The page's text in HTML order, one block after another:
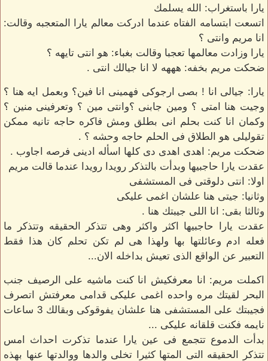
يارا باستغراب: الله يسلمك
اتسعت ابتسامه الفتاه عندما ادركت معالم يارا المتعجبه وقالت:
انا مريم وانتى ؟
يارا وزادت معالمها تعجبا وقالت بغباء: هو انتى تايهه ؟
ضحكت مريم بخفه: هههه لا انا جيالك انتى .
يارا: جيالى انا ! بصى ارجوكى فهمينى انا فين؟ وبعمل ايه هنا ؟
وجيت هنا امتى ؟ ومين جابنى ؟وانتى مين ؟ وتعرفينى منين ؟
وكمان انا كنت بحلم انى بطلق ومش فاكره حاجه تانيه ممكن
تقوليلى هو الطلاق فى الحلم حاجه وحشه ؟ .
ضحكت مريم: اهدى اهدى دى كلها اسأله ادينى فرصه اجاوب .
عقدت يارا حاجبيها وبدأت بالتذكر رويدا رويدا عندما قالت مريم
اولا: انتى دلوقتى فى المستشفى
وثانيا: جيتى هنا علشان اغمى عليكى
وثالثا بقى: انا اللى جيبتك هنا .
عقدت يارا حاجبيها اكثر واكثر وهى تتذكر الحقيقه وتتذكر ما
فعله ادم وعائلتها بها ولهذا هى لم تكن تحلم كان هذا فقط
التعبير عن الواقع الذى تعيش بداخله الان...
اكملت مريم: انا معرفكيش انا كنت ماشيه على الرصيف جنب
البحر لقيتك مره واحده اغمى عليكى قدامى معرفتش اتصرف
فجيبتك على المستشفى هنا علشان يفوقوكى وبقالك 3 ساعات
نايمه فكنت قلقانه عليكى ...
بدأت الدموع تتجمع فى عين يارا عندما تذكرت احداث امس
تتذكر الحقيقه التى المتها كثيرا تخلى والدها ووالدتها عنها بهذه